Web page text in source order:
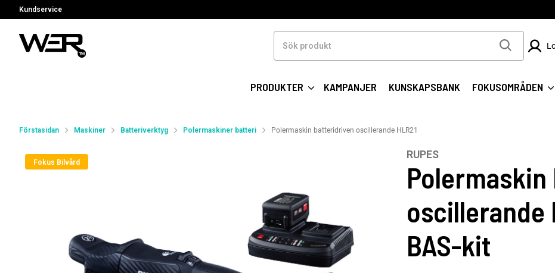
Kundservice
produkt
PRODUKTER KAMPANJER KUNSKAPSBANK FOKUSOMRÅDEN
Förstasidan Maskiner Batteriverktyg Polermaskiner batteri Polermaskin batteridriven oscillerande HLR21
Fokus Bilvård
RUPES
oscillerande
BAS-kit